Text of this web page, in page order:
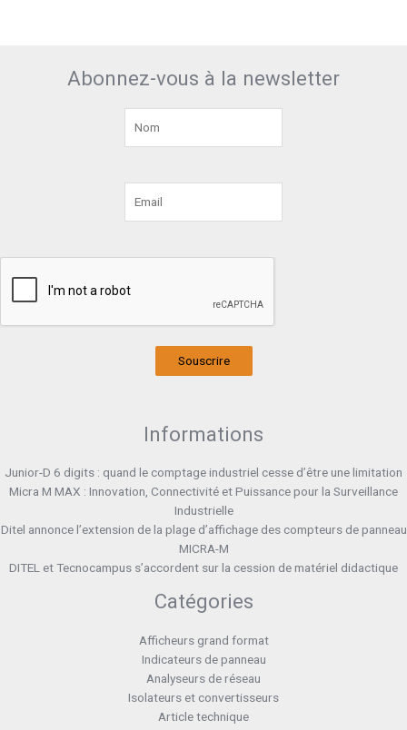
Abonnez-vous à la newsletter
Souscrire
Informations
Junior-D 6 digits : quand le comptage industriel cesse d’être une limitation
Micra M MAX : Innovation, Connectivité et Puissance pour la Surveillance
Industrielle
Ditel annonce l’extension de la plage d’affichage des compteurs de panneau
MICRA-M
DITEL et Tecnocampus s’accordent sur la cession de matériel didactique
Catégories
Afficheurs grand format
Indicateurs de panneau
Analyseurs de réseau
Isolateurs et convertisseurs
Article technique